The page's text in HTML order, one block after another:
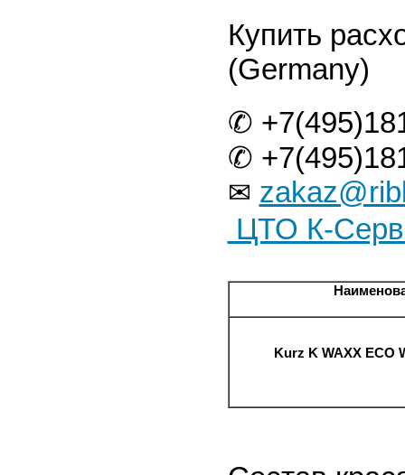
Купить
(Germany)
✆
✆
✉
ЦТО К-
Kurz K WAXX ECO